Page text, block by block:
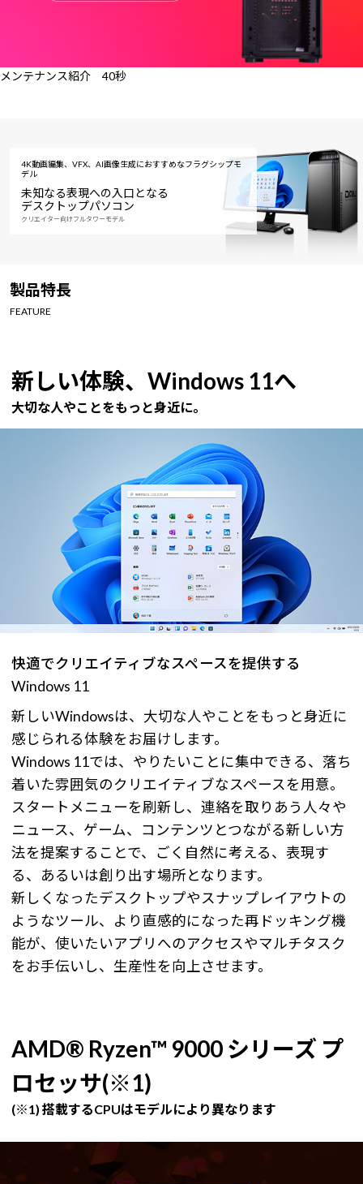
メンテナンス紹介 40秒
4K動画編集、VFX、AI画像生成におすすめなフラグシップモ
デル
未知なる表現への入口となる
デスクトップパソコン
クリエイター向けフルタワーモデル
製品特長
FEATURE
新しい体験、Windows 11へ
大切な人やことをもっと身近に。
快適でクリエイティブなスペースを提供する
Windows 11
新しいWindowsは、大切な人やことをもっと身近に
感じられる体験をお届けします。
Windows 11では、やりたいことに集中できる、落ち
着いた雰囲気のクリエイティブなスペースを用意。
スタートメニューを刷新し、連絡を取りあう人々や
ニュース、ゲーム、コンテンツとつながる新しい方
法を提案することで、ごく自然に考える、表現す
る、あるいは創り出す場所となります。
新しくなったデスクトップやスナップレイアウトの
ようなツール、より直感的になった再ドッキング機
能が、使いたいアプリへのアクセスやマルチタスク
をお手伝いし、生産性を向上させます。
AMD® Ryzen™ 9000 シリーズ プ
ロセッサ(※1)
(※1) 搭載するCPUはモデルにより異なります